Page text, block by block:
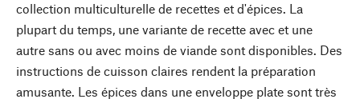
collection multiculturelle de recettes et d'épices. La
plupart du temps, une variante de recette avec et une
autre sans ou avec moins de viande sont disponibles. Des
instructions de cuisson claires rendent la préparation
amusante. Les épices dans une enveloppe plate sont très